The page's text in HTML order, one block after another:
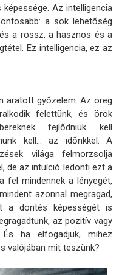
Az intelligencia
a sok lehetőség
a rossz, a hasznos és a
Ez intelligencia, ez az
aratott győzelem. Az öreg
felettünk, és örök
fejlődniük kell
kell… az időnkkel. A
világa felmorzsolja
de az intuíció ledönti ezt a
fel mindennek a lényegét,
azonnal megragad,
a döntés képességét is
az pozitív vagy
ha elfogadjuk, mihez
valójában mit teszünk?